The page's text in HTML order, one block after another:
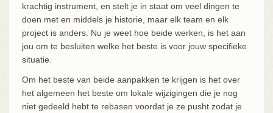
krachtig instrument, en stelt je in staat om veel dingen te
doen met en middels je historie, maar elk team en elk
project is anders. Nu je weet hoe beide werken, is het aan
jou om te besluiten welke het beste is voor jouw specifieke
situatie.
Om het beste van beide aanpakken te krijgen is het over
het algemeen het beste om lokale wijzigingen die je nog
niet gedeeld hebt te rebasen voordat je ze pusht zodat je